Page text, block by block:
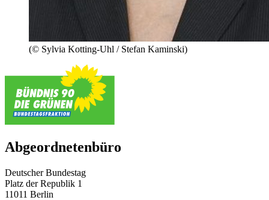
(© Sylvia Kotting-Uhl / Stefan Kaminski)
Abgeordnetenbüro
Deutscher Bundestag
Platz der Republik 1
11011 Berlin